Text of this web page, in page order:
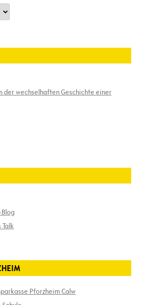
der wechselhaften Geschichte einer
Pforzheim Calw